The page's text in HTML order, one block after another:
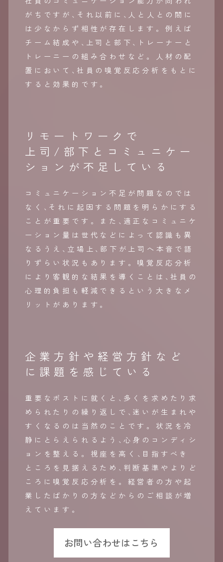
がちですが 、 それ以前に 、 人と人との間に
は少なからず相性が存在します。例えば
チーム結成や 、 上司と部下 、
トレーナーと
トレーニーの組み合わせなど。人材の配
置において 、 社員の嗅覚反応分析をもとに
すると効果的です。
リモートワークで
上司/部下とコミュニケー
ションが不足している
コミュニケーション不足が問題なのでは
なく 、 それに起因する問題を明らかにする
ことが重要です。また 、 適正なコミュニケ
ーション量は世代などによって認識も異
なるうえ 、 立場上 、部下が上司へ本音で語
りずらい状況もあります。嗅覚反応分析
により客観的な結果を導くことは 、 社員の
心理的負担も軽減できるという大きなメ
リットがあります。
企業方針や経営方針など
に課題を感じている
重要なポストに就くと 、 多くを求めたり求
められたりの繰り返しで 、 迷いが生まれや
すくなるのは当然のことです。状況を冷
静にとらえられるよう 、 心身のコンディシ
ョンを整える。視座を高く 、 目指すべき
ところを見据えるため 、 判断基準やよりど
ころに嗅覚反応分析を。経営者の方や起
業したばかりの方などからのご相談が増
えています。
お問い合わせはこちら